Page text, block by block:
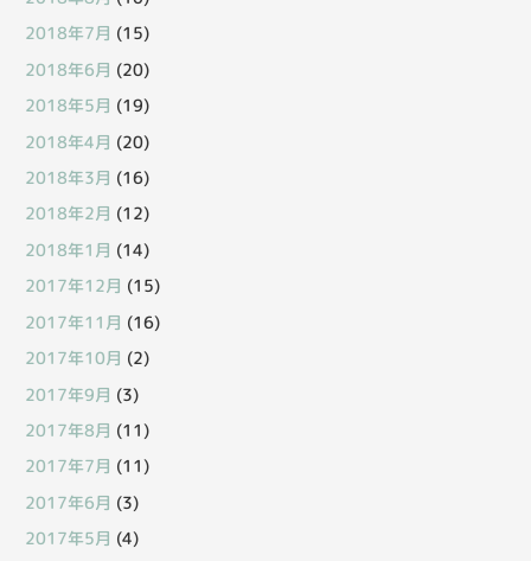
2018年7月 (15)
2018年6月 (20)
2018年5月 (19)
2018年4月 (20)
2018年3月 (16)
2018年2月 (12)
2018年1月 (14)
2017年12月 (15)
2017年11月 (16)
2017年10月 (2)
2017年9月 (3)
2017年8月 (11)
2017年7月 (11)
2017年6月 (3)
2017年5月 (4)